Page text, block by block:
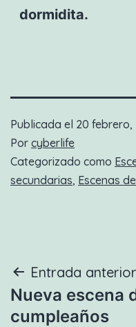
dormidita.
Publicada el 20 febrero,
Por cyberlife
Categorizado como
secundarias, Escenas
Navegación
de
Entrada anterior
Nueva escena
cumpleaños